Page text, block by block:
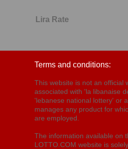
Lira Rate
Terms and conditions:
This website is not an official
associated with 'la libanaise
'lebanese national lottery' or
manages any product for
are employed.
The information available on
LOTTO.COM website is